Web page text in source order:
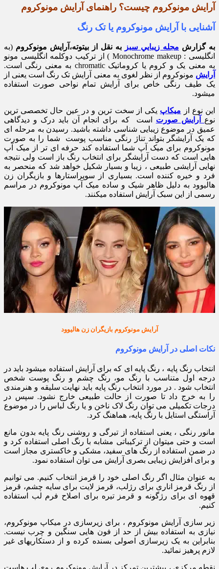
آرایش مونوکروم چیست؟ راهنمای آرایش مونوکروم
آشنایی با آرایش مونوکروم یا تک رنگ
به گزارش مجله زيبايي سبز به نقل از بیتوته،آرایش مونوکروم (به
انگلیسی : Monochrome makeup ) از ترکیب دوکلمه انگلیسی مونو
به معنی یک و کروم یا کروماتیک chromatic به معنی رنگی است.
آرایش مونوکروم از نظر لغوی به معنی آرایش تک رنگ است یعنی از
یک طیف رنگی خاص برای آرایش تمام نواحی صورت استفاده
میشود.
این نوع از میکاپ یکی از سخت ترین و در عین حال تخصصی ترین
نوع آرایش صورت است که برای انجام آن باید درک و دیدگاهی
عمیق در موضوع زیبایی شناسی داشته باشید. رسیدن به مرحله ای
که یک آرایشگر بتواند تناژ رنگی مناسب پوست شما را به صورت
مونوکروم برای میک آپ شما استفاده کند حرفه ای تر از میک آپ
هایی است که دست آرایشگر برای انتخاب رنگ باز است ولی نتیجه
نهایی آرایشی طبیعی ، زیبا و بسیار شکیل خواهد شد که منحصر به
فرد و خیره کننده است. بسیاری از سوپراستارها و بازیگران زن
هالیوود به دلیل ظاهر شیک و ساده میک آپ مونوکروم در مراسم
رسمی از این سبک آرایش استفاده میکنند.
آرایش مونوکروم بازیگران زن هالیوود
نکات اصلی در آرایش مونوکروم
انتخاب رنگ پایه ، رنگ پایه ای که برای آرایش استفاده میشود باید در
درجه اول متناسب با رنگ مو، رنگ چشم و رنگ پوست شخص
انتخاب شود . در مورد انتخاب رنگ پایه باید نهایت سلیقه و هنرمندی
را به خرج داد تا صورت از حالت طبیعی خارج نشود. سپس در
درجات تکمیلی می توان رنگ لاک ناخن و یا رنگ لباس را در موضوع
آراستگی استایل با رنگ پایه، هماهنگ کرد.
مانور رنگی ، یعنی استفاده از تیرگی و روشنی رنگ پایه بدون مانع
است و حتی میتوان از ترکیباتی مشابه با رنگ اصلی استفاده کرد و
در ضمن استفاده از رنگ های سفید، مشکی و خاکستری مجاز است
و برای افزایش زیبایی بصری آرایش می توان استفاده نمود.
به عنوان مثال اگر رنگ اصلی خود را قرمز انتخاب کنیم. می توانیم
از رنگ قرمز اناری برای رژلب، قرمز لایت برای سایه چشم، قرمز
قهوه ای برای رژگونه و قرمز تیره برای اصلاح فرم لب استفاده
کنیم.
زیر سازی آرایش مونوکروم ، برای زیرسازی در میکاپ مونوکروم،
نیازی به استفاده بیش از حد از فون هایی سنگین و چرب نیست.
بنابراین به یک زیرسازی اصولی بسنده کرده و از دستکاریهای غیر
لازم پرهیز نمائید.